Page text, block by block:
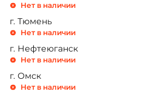
Нет в наличии
г. Тюмень
Нет в наличии
г. Нефтеюганск
Нет в наличии
г. Омск
Нет в наличии